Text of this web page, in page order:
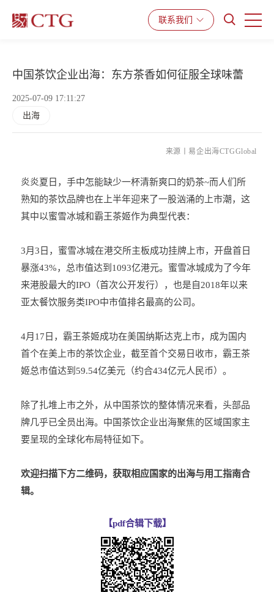
解决方案 资源中心
联系我们
中国茶饮企业出海：东方茶香如何征服全球味蕾
2025-07-09 17:11:27
出海
来源丨易企出海CTGGlobal
炎炎夏日，手中怎能缺少一杯清新爽口的奶茶~而人们所
熟知的茶饮品牌也在上半年迎来了一股汹涌的上市潮，这
其中以蜜雪冰城和霸王茶姬作为典型代表：
3月3日，蜜雪冰城在港交所主板成功挂牌上市，开盘首日
暴涨43%，总市值达到1093亿港元。蜜雪冰城成为了今年
来港股最大的IPO（首次公开发行），也是自2018年以来
亚太餐饮服务类IPO中市值排名最高的公司。
4月17日，霸王茶姬成功在美国纳斯达克上市，成为国内
首个在美上市的茶饮企业，截至首个交易日收市，霸王茶
姬总市值达到59.54亿美元（约合434亿元人民币）。
除了扎堆上市之外，从中国茶饮的整体情况来看，头部品
牌几乎已全员出海。中国茶饮企业出海聚焦的区域国家主
要呈现的全球化布局特征如下。
欢迎扫描下方二维码，获取相应国家的出海与用工指南合
辑。
【pdf合辑下载】